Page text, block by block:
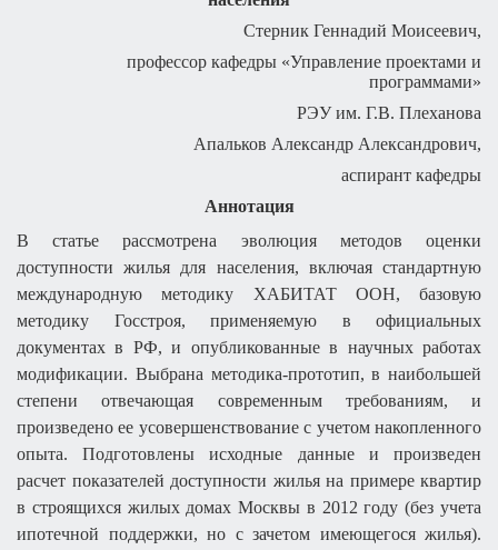
Стерник Геннадий Моисеевич,
профессор кафедры «Управление проектами и
программами»
РЭУ им. Г.В. Плеханова
Апальков Александр Александрович,
аспирант кафедры
Аннотация
В статье рассмотрена эволюция методов оценки
доступности жилья для населения, включая стандартную
международную методику ХАБИТАТ ООН, базовую
методику Госстроя, применяемую в официальных
документах в РФ, и опубликованные в научных работах
модификации. Выбрана методика-прототип, в наибольшей
степени отвечающая современным требованиям, и
произведено ее усовершенствование с учетом накопленного
опыта. Подготовлены исходные данные и произведен
расчет показателей доступности жилья на примере квартир
в строящихся жилых домах Москвы в 2012 году (без учета
ипотечной поддержки, но с зачетом имеющегося жилья).